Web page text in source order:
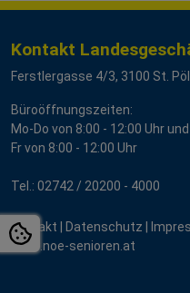
Kontakt
Ferstlergasse 4/3, 3100 St.
Büroöffnungszeiten:
Mo-Do von 8:00 - 12:00 Uhr
Fr von 8:00 - 12:00 Uhr
Tel.: 02742 / 20200 - 4000
Kontakt Datenschutz
www.noe-senioren.at